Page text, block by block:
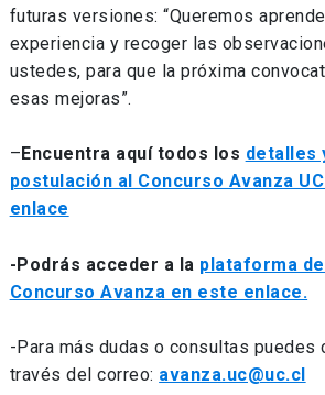
futuras versiones: “Queremos
experiencia y recoger las
ustedes, para que la próxima
esas mejoras”.
– Encuentra aquí todos los detalles
postulación al Concurso Avanza
enlace
-Podrás acceder a la plataforma
Concurso Avanza en este enlace.
-Para más dudas o consultas puedes
través del correo: avanza.uc@uc.cl